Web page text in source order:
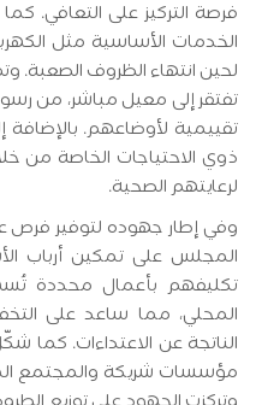
فرصة التركيز على التعافي.
الخدمات الأساسية مثل
لحين انتهاء الظروف الصعبة.
تفتقر إلى معيل مباشر، من
تقييمية لأوضاعهم.
ذوي الاحتياجات الخاصة من
لرعايتهم الصحية.
وفي إطار جهوده لتوفير فرص
المجلس على تمكين أرباب
تكليفهم بأعمال محددة
المحلي، مما ساعد على
الناتجة عن الاعتداءات. كما
مؤسسات شريكة والمجتمع